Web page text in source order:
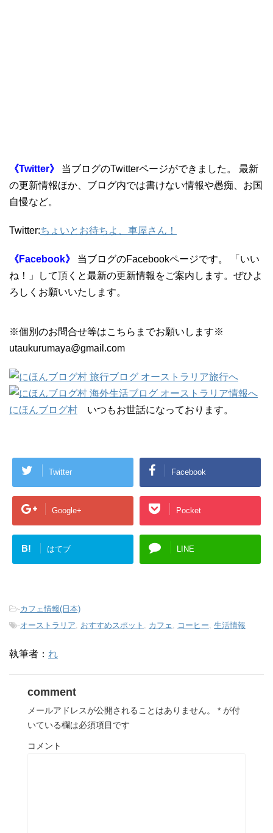
《Twitter》
当ブログのTwitterページができました。 最新
の更新情報ほか、ブログ内では書けない情報や愚痴、お国
自慢など。
Twitter:ちょいとお待ちよ、車屋さん！
《Facebook》 当ブログのFacebookページです。
「いい
ね！」して頂くと最新の更新情報をご案内します。ぜひよ
ろしくお願いいたします。
※個別のお問合せ等はこちらまでお願いします※
utaukurumaya@gmail.com
にほんブログ村 いつもお世話になっております。
Twitter Facebook
Google+ Pocket
B! はてブ LINE
-カフェ情報(日本)
-オーストラリア おすすめスポット カフェ コーヒー 生活情報
執筆者： れ
comment
メールアドレスが公開されることはありません。 * が付
いている欄は必須項目です
コメント